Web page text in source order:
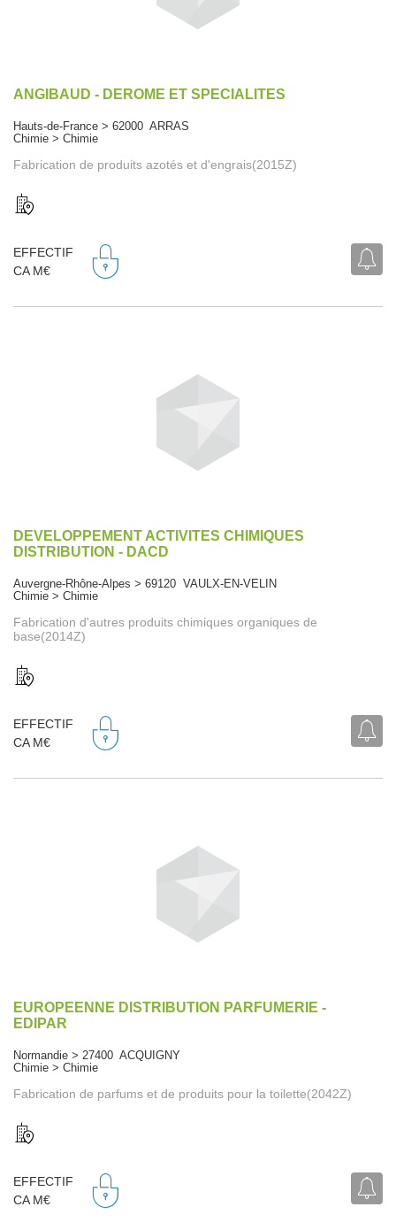
ANGIBAUD - DEROME ET SPECIALITES
Hauts-de-France > 62000 ARRAS
Chimie > Chimie
Fabrication de produits azotés et d'engrais(2015Z)
EFFECTIF
CA M€
DEVELOPPEMENT ACTIVITES CHIMIQUES
DISTRIBUTION - DACD
Auvergne-Rhône-Alpes > 69120 VAULX-EN-VELIN
Chimie > Chimie
Fabrication d'autres produits chimiques organiques de
base(2014Z)
EFFECTIF
CA M€
EUROPEENNE DISTRIBUTION PARFUMERIE -
EDIPAR
Normandie > 27400 ACQUIGNY
Chimie > Chimie
Fabrication de parfums et de produits pour la toilette(2042Z)
EFFECTIF
CA M€